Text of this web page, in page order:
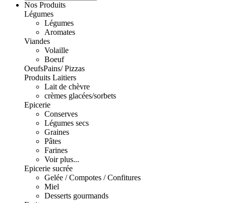
Nos Produits
Légumes
Légumes
Aromates
Viandes
Volaille
Boeuf
OeufsPains/ Pizzas
Produits Laitiers
Lait de chèvre
crèmes glacées/sorbets
Epicerie
Conserves
Légumes secs
Graines
Pâtes
Farines
Voir plus...
Epicerie sucrée
Gelée / Compotes / Confitures
Miel
Desserts gourmands